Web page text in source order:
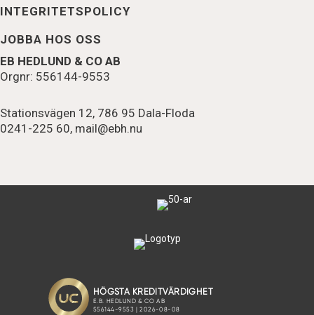
INTEGRITETSPOLICY
JOBBA HOS OSS
EB HEDLUND & CO AB
Orgnr: 556144-9553
Stationsvägen 12, 786 95 Dala-Floda
0241-225 60, mail@ebh.nu